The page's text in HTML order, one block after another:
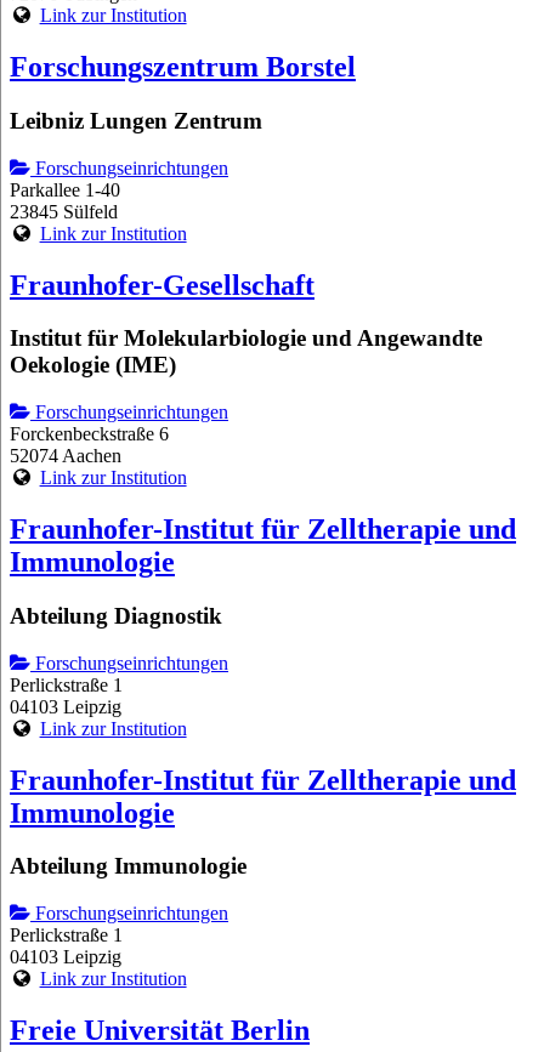
Link zur Institution
Forschungszentrum Borstel
Leibniz Lungen Zentrum
Forschungseinrichtungen
Parkallee 1-40
23845 Sülfeld
Link zur Institution
Fraunhofer-Gesellschaft
Institut für Molekularbiologie und Angewandte
Oekologie (IME)
Forschungseinrichtungen
Forckenbeckstraße 6
52074 Aachen
Link zur Institution
Fraunhofer-Institut für Zelltherapie und
Immunologie
Abteilung Diagnostik
Forschungseinrichtungen
Perlickstraße 1
04103 Leipzig
Link zur Institution
Fraunhofer-Institut für Zelltherapie und
Immunologie
Abteilung Immunologie
Forschungseinrichtungen
Perlickstraße 1
04103 Leipzig
Link zur Institution
Freie Universität Berlin